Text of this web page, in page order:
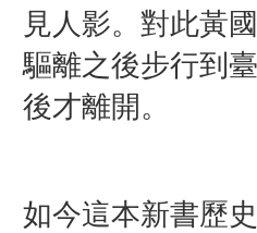
見人影。 對此黃
驅離之後步行到
後才離開。
如今這本新書歷